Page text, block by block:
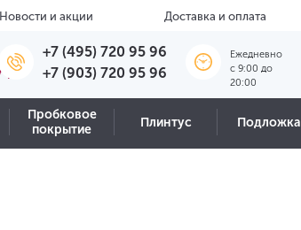
Новости и акции Доставка и оплата
+7 (495) 720 95 96
+7 (903) 720 95 96
Ежедневно
c 9:00 до
20:00
Пробковое
покрытие
Плинтус Подложка